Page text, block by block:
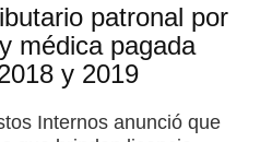
patronal por
médica pagada
y 2019
Internos anunció que